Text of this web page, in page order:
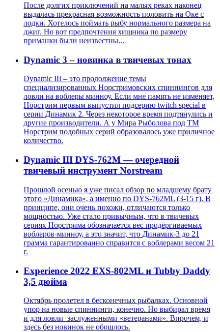
После долгих приключений на малых реках наконец
выдалась прекрасная возможность половить на Оке с
лодки. Хотелось поймать рыбу нормального размера на
джиг. Но вот предпочтения хищника по размеру
приманки были неизвестны...
Dynamic 3 – новинка в твичевых тонах
Dynamic III – это продолжение темы
специализированных Норстримовских спиннингов для
ловли на воблеры минноу. Если мне память не изменяет,
Норстрим первым выпустил подсерию twitch special в
серии Динамик 2. Через некоторое время подтянулись и
другие производители. А у Мира Рыболова под ТМ
Норстрим подобных серий образовалось уже приличное
количество.
Dynamic III DYS-762M — очередной
твичевый инструмент Norstream
Прошлой осенью я уже писал обзор по младшему брату
этого «Динамика», а именно по DYS-762ML (3-15 г). В
принципе, они очень похожи, отличаются только
мощностью. Уже стало привычным, что в твичевых
сериях Норстрима обозначается вес продёргиваемых
воблеров-минноу, а это значит, что Динамик-3 до 21
грамма гарантированно справится с воблерами весом 21
г.
Experience 2022 EXS-802ML и Tubby Daddy
3,5 дюйма
Октябрь пролетел в бесконечных рыбалках. Основной
упор на новые спиннинги, конечно. Но выбирал время
и для ловли заслуженными «ветеранами». Впрочем, и
здесь без новинок не обошлось.